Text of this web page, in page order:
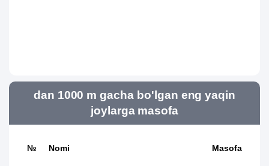
dan 1000 m gacha bo'lgan eng yaqin
joylarga masofa
№ Nomi Masofa